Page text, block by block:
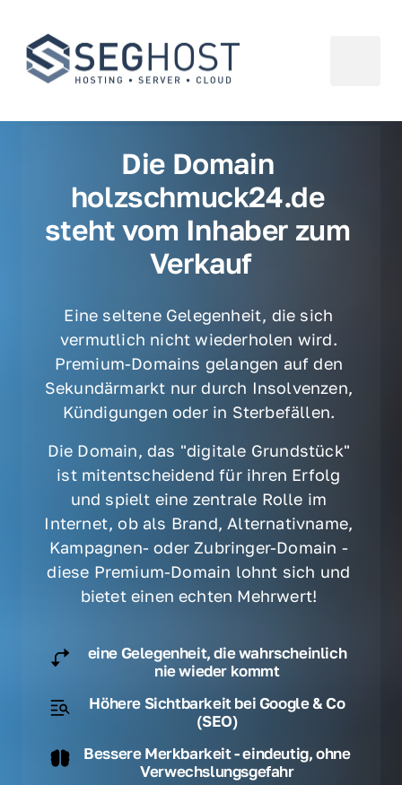
Die Domain
holzschmuck24.de
steht vom Inhaber zum
Verkauf
Eine seltene Gelegenheit, die sich
vermutlich nicht wiederholen wird.
Premium-Domains gelangen auf den
Sekundärmarkt nur durch Insolvenzen,
Kündigungen oder in Sterbefällen.
Die Domain, das "digitale Grundstück"
ist mitentscheidend für ihren Erfolg
und spielt eine zentrale Rolle im
Internet, ob als Brand, Alternativname,
Kampagnen- oder Zubringer-Domain -
diese Premium-Domain lohnt sich und
bietet einen echten Mehrwert!
eine Gelegenheit, die wahrscheinlich
nie wieder kommt
Höhere Sichtbarkeit bei Google & Co
(SEO)
Bessere Merkbarkeit - eindeutig, ohne
Verwechslungsgefahr